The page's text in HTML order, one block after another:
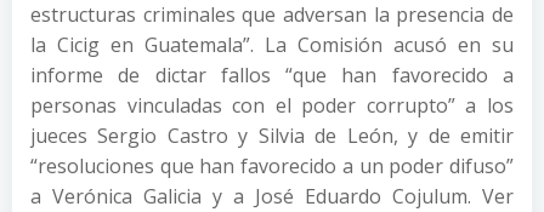
estructuras criminales que adversan la presencia de
la Cicig en Guatemala”. La Comisión acusó en su
informe de dictar fallos “que han favorecido a
personas vinculadas con el poder corrupto” a los
jueces Sergio Castro y Silvia de León, y de emitir
“resoluciones que han favorecido a un poder difuso”
a Verónica Galicia y a José Eduardo Cojulum. Ver